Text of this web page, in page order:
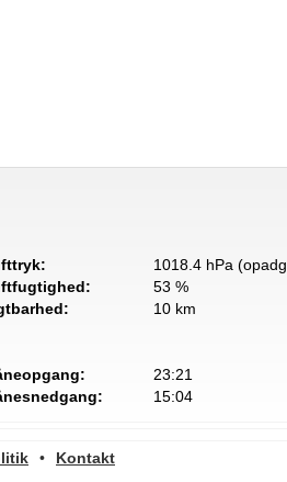
1018.4 hPa
53 %
10 km
23:21
15:04
•
Kontakt